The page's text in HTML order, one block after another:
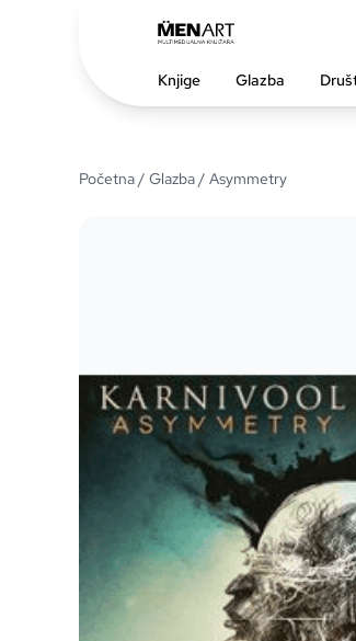
Knjige Glazba
Početna/ Glazba/ Asymmetry